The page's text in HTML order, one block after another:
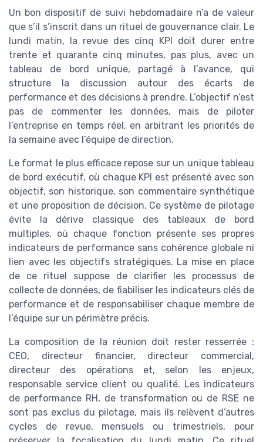
Un bon dispositif de suivi hebdomadaire n’a de valeur
que s’il s’inscrit dans un rituel de gouvernance clair. Le
lundi matin, la revue des cinq KPI doit durer entre
trente et quarante cinq minutes, pas plus, avec un
tableau de bord unique, partagé à l’avance, qui
structure la discussion autour des écarts de
performance et des décisions à prendre. L’objectif n’est
pas de commenter les données, mais de piloter
l’entreprise en temps réel, en arbitrant les priorités de
la semaine avec l’équipe de direction.
Le format le plus efficace repose sur un unique tableau
de bord exécutif, où chaque KPI est présenté avec son
objectif, son historique, son commentaire synthétique
et une proposition de décision. Ce système de pilotage
évite la dérive classique des tableaux de bord
multiples, où chaque fonction présente ses propres
indicateurs de performance sans cohérence globale ni
lien avec les objectifs stratégiques. La mise en place
de ce rituel suppose de clarifier les processus de
collecte de données, de fiabiliser les indicateurs clés de
performance et de responsabiliser chaque membre de
l’équipe sur un périmètre précis.
La composition de la réunion doit rester resserrée :
CEO, directeur financier, directeur commercial,
directeur des opérations et, selon les enjeux,
responsable service client ou qualité. Les indicateurs
de performance RH, de transformation ou de RSE ne
sont pas exclus du pilotage, mais ils relèvent d’autres
cycles de revue, mensuels ou trimestriels, pour